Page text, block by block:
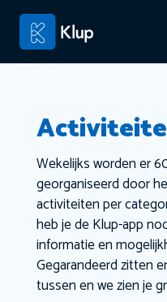
Wekelijks worden er
georganiseerd door
activiteiten per
heb je de Klup-app
informatie en
Gegarandeerd zitten
tussen en we zien je